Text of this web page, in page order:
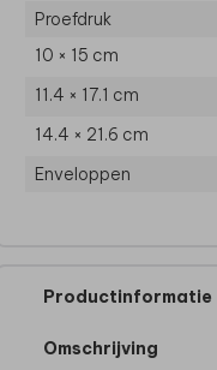
Proefdruk
10 × 15 cm
11.4 × 17.1 cm
14.4 × 21.6 cm
Enveloppen
Productinformatie
Omschrijving